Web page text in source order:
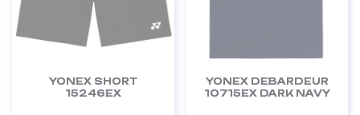
YONEX SHORT
15246EX
YONEX DEBARDEUR
10715EX DARK NAVY